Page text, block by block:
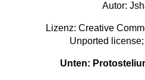
Autor:
Lizenz: Creative
Unported
Unten: